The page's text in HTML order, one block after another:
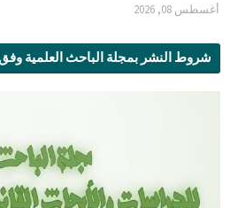
أغسطس 08, 2026
شروط النشر بمجلة الباحث العلمية